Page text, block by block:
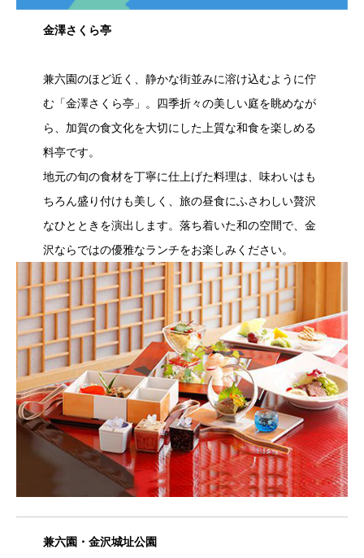
金澤さくら亭
兼六園のほど近く、静かな街並みに溶け込むように佇
む「金澤さくら亭」。四季折々の美しい庭を眺めなが
ら、加賀の食文化を大切にした上質な和食を楽しめる
料亭です。
地元の旬の食材を丁寧に仕上げた料理は、味わいはも
ちろん盛り付けも美しく、旅の昼食にふさわしい贅沢
なひとときを演出します。落ち着いた和の空間で、金
沢ならではの優雅なランチをお楽しみください。
兼六園・金沢城址公園